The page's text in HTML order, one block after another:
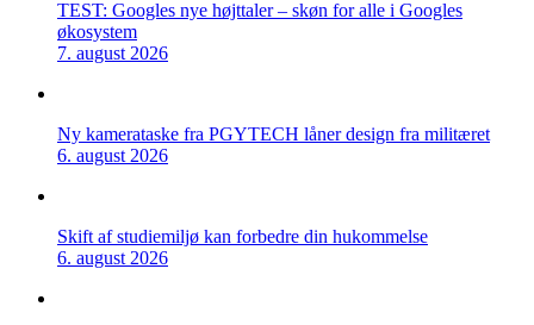
TEST: Googles nye højttaler – skøn for alle i Googles
økosystem
7. august 2026
Ny kamerataske fra PGYTECH låner design fra militæret
6. august 2026
Skift af studiemiljø kan forbedre din hukommelse
6. august 2026